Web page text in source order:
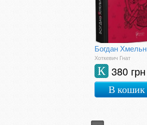
Хоткевич Гнат
380 грн
К
В кошик